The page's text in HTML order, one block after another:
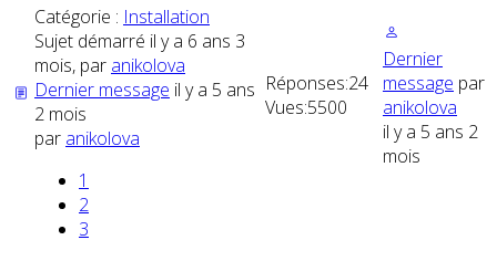
Catégorie : Installation
Sujet démarré il y a 6 ans 3
mois, par anikolova
Dernier message il y a 5 ans
2 mois
par anikolova
1
2
3
Réponses:24
Vues:5500
Dernier
message par
anikolova
il y a 5 ans 2
mois